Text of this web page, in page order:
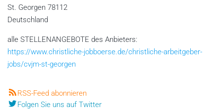
St. Georgen 78112
Deutschland
alle STELLENANGEBOTE des Anbieters:
https://www.christliche-jobboerse.de/christliche-arbeitgeber-
jobs/cvjm-st-georgen
RSS-Feed abonnieren
Folgen Sie uns auf Twitter